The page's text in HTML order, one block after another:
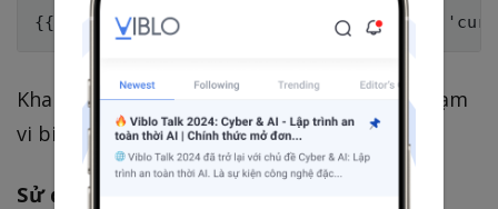
Khai báo trong khối như
sẽ giới hạn phạm
vi biến chỉ trong khối đó.
Sử dụng trước khi khai báo